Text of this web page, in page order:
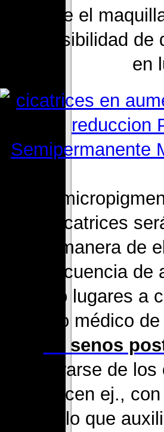
propone el
una posibilidad
en
6. La
las cicatrices
mejor manera de
consecuencia
que dio lugares
proceso médico
de senos
recuperarse de
se hacen ej.,
pecho, lo que